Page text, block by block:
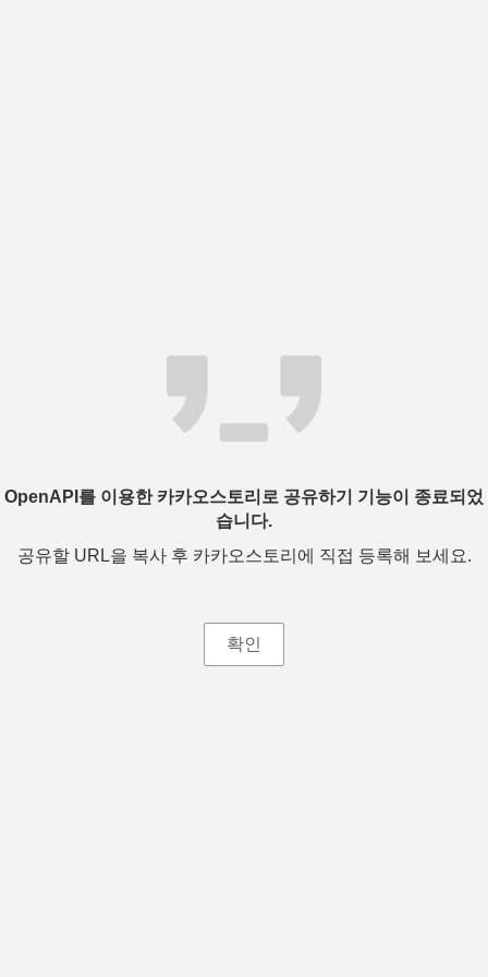
OpenAPI를 이용한 카카오스토리로 공유하기 기능이 종료되었
습니다.
공유할 URL을 복사 후 카카오스토리에 직접 등록해 보세요.
확인